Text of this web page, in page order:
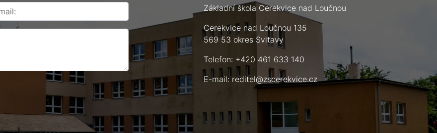
Základní škola Cerekvice nad Loučnou
Cerekvice nad Loučnou 135
569 53 okres Svitavy
Telefon: +420 461 633 140
E-mail:reditel@zscerekvice.cz